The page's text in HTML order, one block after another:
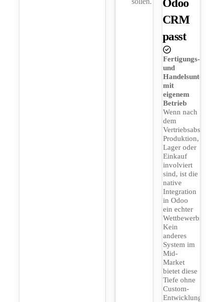
Odoo
CRM
passt
Fertigungs-
und
mit
eigenem
Betrieb
Wenn nach
dem
Vertriebsabschluss
Produktion,
Lager oder
Einkauf
involviert
sind, ist die
native
Integration
in Odoo
ein echter
Kein
anderes
System im
Mid-
Market
bietet diese
Tiefe ohne
Custom-
Entwicklung.